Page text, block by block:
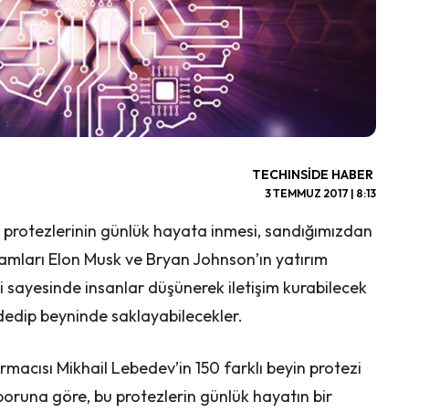
TECHINSIDE HABER
3 TEMMUZ 2017 | 8:13
günlük hayata inmesi, sandığımızdan
Elon Musk ve Bryan Johnson’ın yatırım
sayesinde insanlar düşünerek iletişim kurabilecek
beyninde saklayabilecekler.
Mikhail Lebedev’in 150 farklı beyin protezi
göre, bu protezlerin günlük hayatın bir